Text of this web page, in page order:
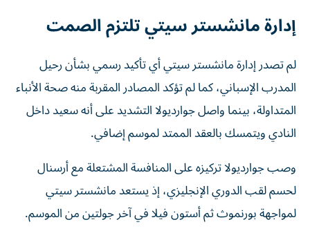
إدارة مانشستر سيتي تلتزم الصمت
لم تصدر إدارة مانشستر سيتي أي تأكيد رسمي بشأن رحيل
المدرب الإسباني، كما لم تؤكد المصادر المقربة منه صحة الأنباء
المتداولة، بينما واصل جوارديولا التشديد على أنه سعيد داخل
النادي ويتمسك بالعقد الممتد لموسم إضافي.
وصب جوارديولا تركيزه على المنافسة المشتعلة مع أرسنال
لحسم لقب الدوري الإنجليزي، إذ يستعد مانشستر سيتي
لمواجهة بورنموث ثم أستون فيلا في آخر جولتين من الموسم.